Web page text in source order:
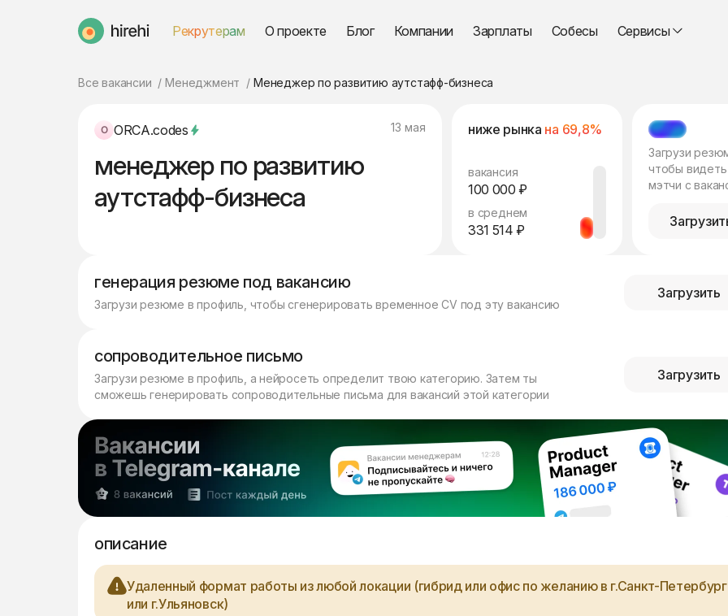
HireHi Рекрутерам О проекте Блог Компании Зарплаты Собесы Сервисы
Все вакансии Менеджмент Менеджер по развитию аутстафф-бизнеса
ORCA.codes 13 мая
менеджер по развитию
аутстафф-бизнеса
ниже рынка на 69,8%
вакансия
100 000 ₽
в среднем
331 514 ₽
МЭТЧ
Загрузи
чтобы видеть
мэтчи с
генерация резюме под вакансию
Загрузи резюме в профиль, чтобы сгенерировать временное CV под эту вакансию
Загрузить
сопроводительное письмо
Загрузи резюме в профиль, а нейросеть определит твою категорию. Затем ты
сможешь генерировать сопроводительные письма для вакансий этой категории
Загрузить
описание
Удаленный формат работы из любой локации (гибрид или офис по желанию в г.Санкт-Петербург
или г.Ульяновск)